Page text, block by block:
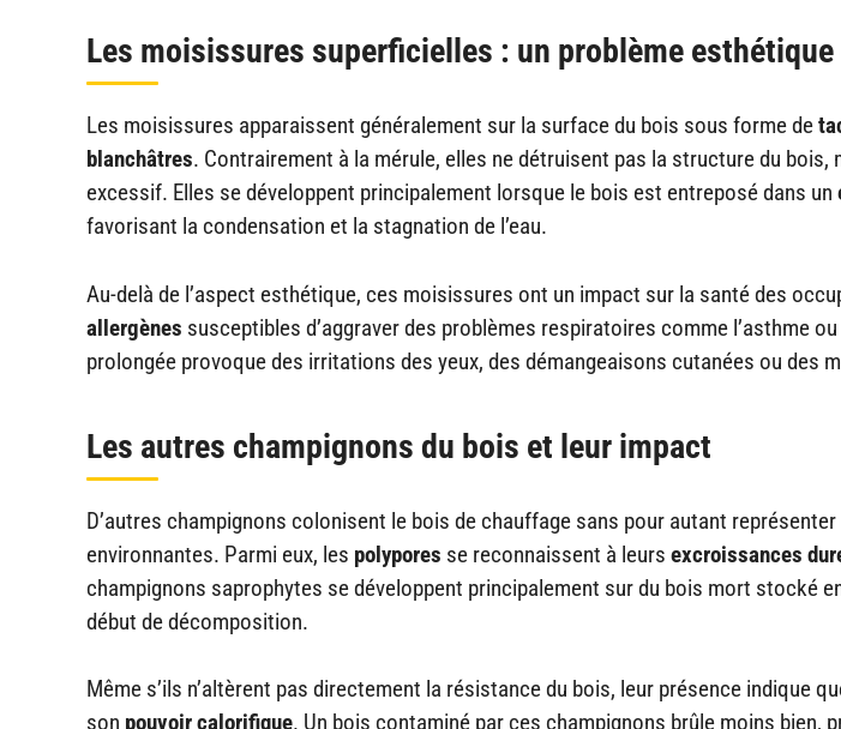
Les moisissures superficielles : un problème
Les moisissures apparaissent généralement sur la surface du bois sous forme de
blanchâtres. Contrairement à la mérule, elles ne détruisent pas la structure du bois,
excessif. Elles se développent principalement lorsque le bois est entreposé dans un
favorisant la condensation et la stagnation de l’eau.
Au-delà de l’aspect esthétique, ces moisissures ont un impact sur la santé des
allergènes susceptibles d’aggraver des problèmes respiratoires comme l’asthme
prolongée provoque des irritations des yeux, des démangeaisons cutanées ou des
Les autres champignons du bois et leur impact
D’autres champignons colonisent le bois de chauffage sans pour autant
environnantes. Parmi eux, les polypores se reconnaissent à leurs excroissances
champignons saprophytes se développent principalement sur du bois mort stocké
début de décomposition.
Même s’ils n’altèrent pas directement la résistance du bois, leur présence indique
son pouvoir calorifique. Un bois contaminé par ces champignons brûle moins bien,